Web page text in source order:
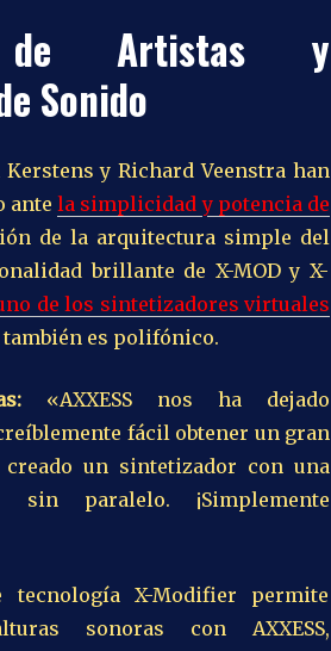
de Artistas y
Sonido
y Richard Veenstra han
ante la simplicidad y potencia de
de la arquitectura simple del
brillante de X-MOD y X-
de los sintetizadores virtuales
también es polifónico.
«AXXESS nos ha dejado
fácil obtener un gran
creado un sintetizador con una
paralelo. ¡Simplemente
tecnología X-Modifier permite
sonoras con AXXESS,